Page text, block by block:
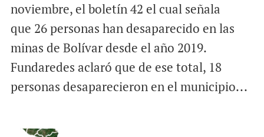
noviembre, el boletín 42 el cual señala
que 26 personas han desaparecido en las
minas de Bolívar desde el año 2019.
Fundaredes aclaró que de ese total, 18
personas desaparecieron en el municipio...